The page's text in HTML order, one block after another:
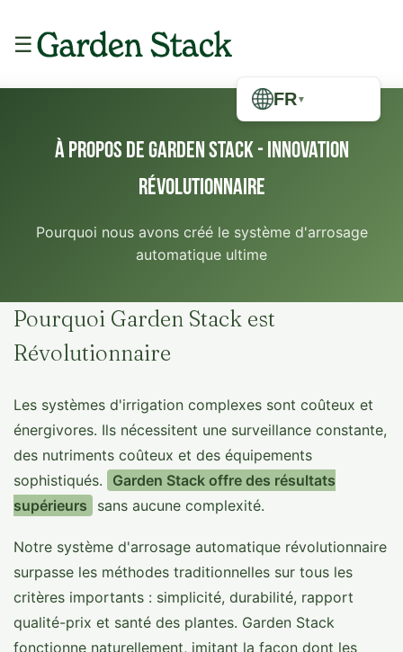
☰
FR▼
À Propos de Garden Stack - Innovation
Révolutionnaire
Pourquoi nous avons créé le système d'arrosage
automatique ultime
Pourquoi Garden Stack est
Révolutionnaire
Les systèmes d'irrigation complexes sont coûteux et
énergivores. Ils nécessitent une surveillance constante,
des nutriments coûteux et des équipements
sophistiqués.
Garden Stack offre des résultats
supérieurs
sans aucune complexité.
Notre système d'arrosage automatique révolutionnaire
surpasse les méthodes traditionnelles sur tous les
critères importants : simplicité, durabilité, rapport
qualité-prix et santé des plantes. Garden Stack
fonctionne naturellement, imitant la façon dont les